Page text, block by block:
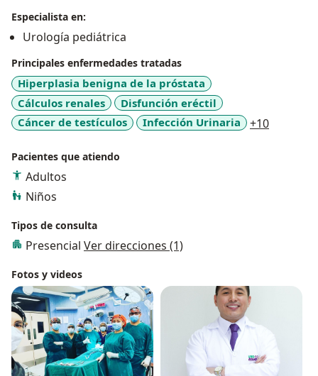
Instituto Nacional de Salud del Niño - San Borja.
Miembro asociado de la Sociedad Peruana de
Urología.
Miembro del Capítulo de UroPediatría de la Sociedad
Peruana de Urología.
Miembro de la Sociedad Iberoamericana de Urología
pediátrica y de la Confederación Americana de
Urología CAU.
Urología General (Adultos): Cálculos urinarios,
Infertilidad, Enfermedades de la próstata, Dolor
Especialista en:
Urología pediátrica
Principales enfermedades tratadas
Hiperplasia benigna de la próstata
Cálculos renales
Disfunción eréctil
Cáncer de testículos
Infección Urinaria +10
Pacientes que atiendo
Adultos
Niños
Tipos de consulta
Presencial Ver direcciones (1)
Fotos y videos